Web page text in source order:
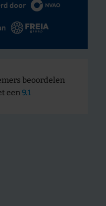
door
beoordelen
een9.1